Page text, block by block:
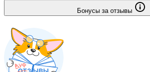
Бонусы за отзывы